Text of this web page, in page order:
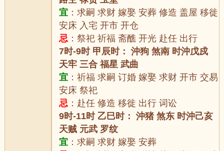
宜 ：求嗣 求财 嫁娶 安葬 修造 盖屋 移徙
安床 入宅 开市 开仓
忌 ：祭祀 祈福 斋醮 开光 赴任 出行
7时-9时 甲辰时： 沖狗 煞南 时沖戊戍
天牢 三合 福星 武曲
宜 ：祈福 求嗣 订婚 嫁娶 求财 开市 交易
安床 祭祀
忌 ：赴任 修造 移徙 出行 词讼
9时-11时 乙巳时： 沖猪 煞东 时沖己亥
天贼 元武 罗纹
宜 ：求嗣 求财 嫁娶 安葬